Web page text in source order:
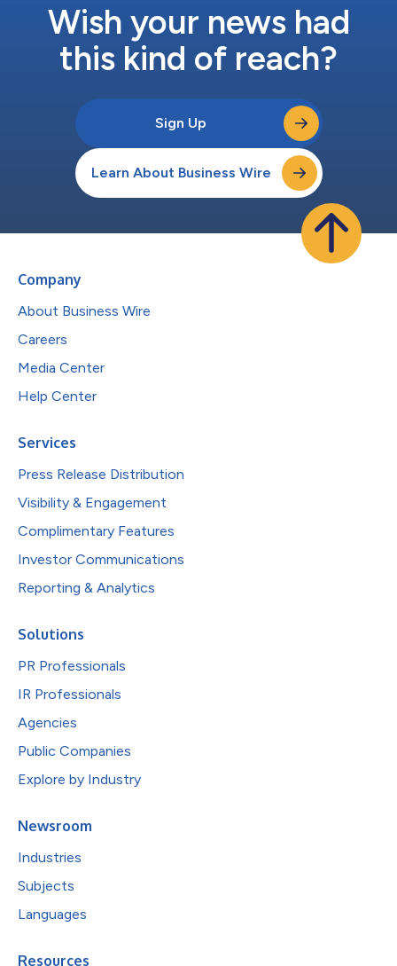
Wish your news had
this kind of reach?
Sign Up
Learn About Business Wire
Company
About Business Wire
Careers
Media Center
Help Center
Services
Press Release Distribution
Visibility & Engagement
Complimentary Features
Investor Communications
Reporting & Analytics
Solutions
PR Professionals
IR Professionals
Agencies
Public Companies
Explore by Industry
Newsroom
Industries
Subjects
Languages
Resources